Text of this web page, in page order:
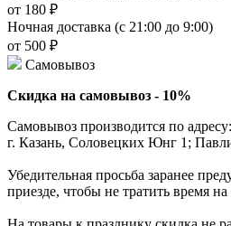
от 180 ₽
Ночная доставка (с 21:00 до 9:00)
от 500 ₽
Самовывоз
Скидка на самовывоз - 10%
Самовывоз производится по адресу:
г. Казань, Соловецких Юнг 1;
Убедительная просьба заранее
приезде, чтобы не тратить время